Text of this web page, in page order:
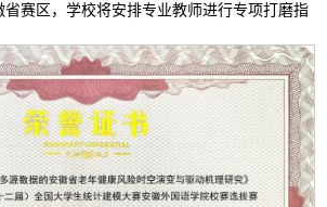
赛区，学校将安排专业教师进行专项打磨指